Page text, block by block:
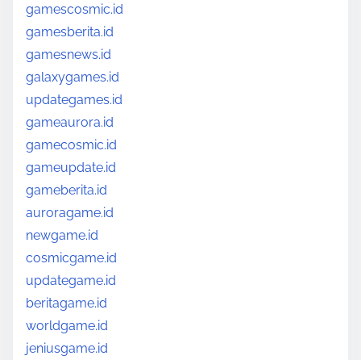
gamescosmic.id
gamesberita.id
gamesnews.id
galaxygames.id
updategames.id
gameaurora.id
gamecosmic.id
gameupdate.id
gameberita.id
auroragame.id
newgame.id
cosmicgame.id
updategame.id
beritagame.id
worldgame.id
jeniusgame.id